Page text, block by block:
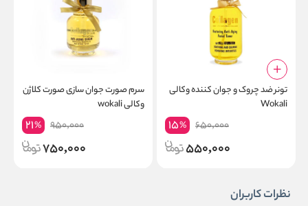
تونر ضد چروک و جوان کننده وکالی
Wokali
650,000
15%
550,000
سرم صورت جوان سازی صورت کلاژن
وکالی wokali
950,000
21%
750,000
نظرات کاربران